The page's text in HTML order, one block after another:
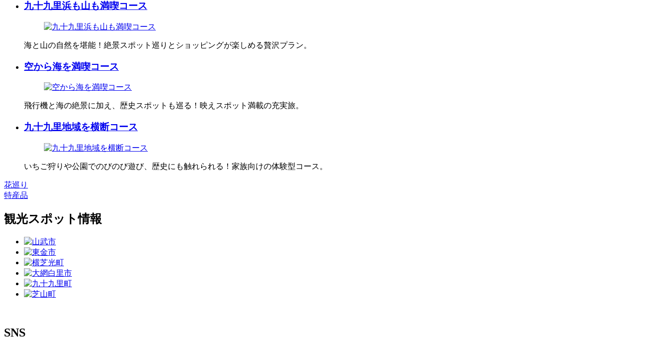
九十九里浜も山も満喫コース
海と山の自然を堪能！絶景スポット巡りとショッピングが楽しめる贅沢プラン。
空から海を満喫コース
飛行機と海の絶景に加え、歴史スポットも巡る！映えスポット満載の充実旅。
九十九里地域を横断コース
いちご狩りや公園でのびのび遊び、歴史にも触れられる！家族向けの体験型コース。
花巡り
特産品
観光スポット情報
SNS